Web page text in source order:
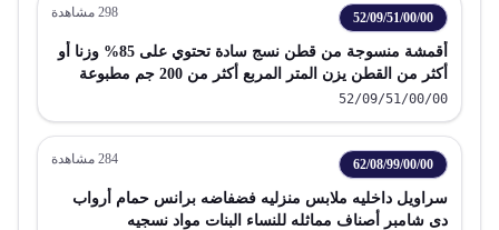
52/09/51/00/00
298 مشاهدة
أقمشة منسوجة من قطن نسج سادة تحتوي على 85% وزنا أو
أكثر من القطن يزن المتر المربع أكثر من 200 جم مطبوعة
52/09/51/00/00
62/08/99/00/00
284 مشاهدة
سراويل داخليه ملابس منزليه فضفاضه برانس حمام أرواب
دى شامبر أصناف مماثله للنساء البنات مواد نسجيه